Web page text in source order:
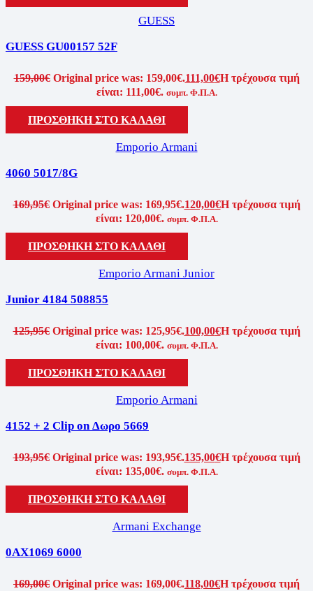
GUESS
GUESS GU00157 52F
159,00€ Original price was: 159,00€.111,00€Η τρέχουσα τιμή
είναι: 111,00€. συμπ. Φ.Π.Α.
ΠΡΟΣΘΗΚΗ ΣΤΟ ΚΑΛΑΘΙ
Emporio Armani
4060 5017/8G
169,95€ Original price was: 169,95€.120,00€Η τρέχουσα τιμή
είναι: 120,00€. συμπ. Φ.Π.Α.
ΠΡΟΣΘΗΚΗ ΣΤΟ ΚΑΛΑΘΙ
Emporio Armani Junior
Junior 4184 508855
125,95€ Original price was: 125,95€.100,00€Η τρέχουσα τιμή
είναι: 100,00€. συμπ. Φ.Π.Α.
ΠΡΟΣΘΗΚΗ ΣΤΟ ΚΑΛΑΘΙ
Emporio Armani
4152 + 2 Clip on Δωρο 5669
193,95€ Original price was: 193,95€.135,00€Η τρέχουσα τιμή
είναι: 135,00€. συμπ. Φ.Π.Α.
ΠΡΟΣΘΗΚΗ ΣΤΟ ΚΑΛΑΘΙ
Armani Exchange
0AX1069 6000
169,00€ Original price was: 169,00€.118,00€Η τρέχουσα τιμή